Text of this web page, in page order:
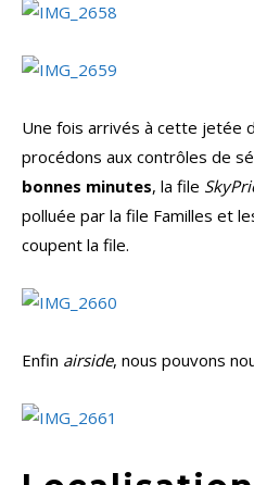
Une fois arrivés à cette jetée
procédons aux contrôles de
bonnes minutes, la file
polluée par la file Familles et
coupent la file.
Enfin airside, nous pouvons